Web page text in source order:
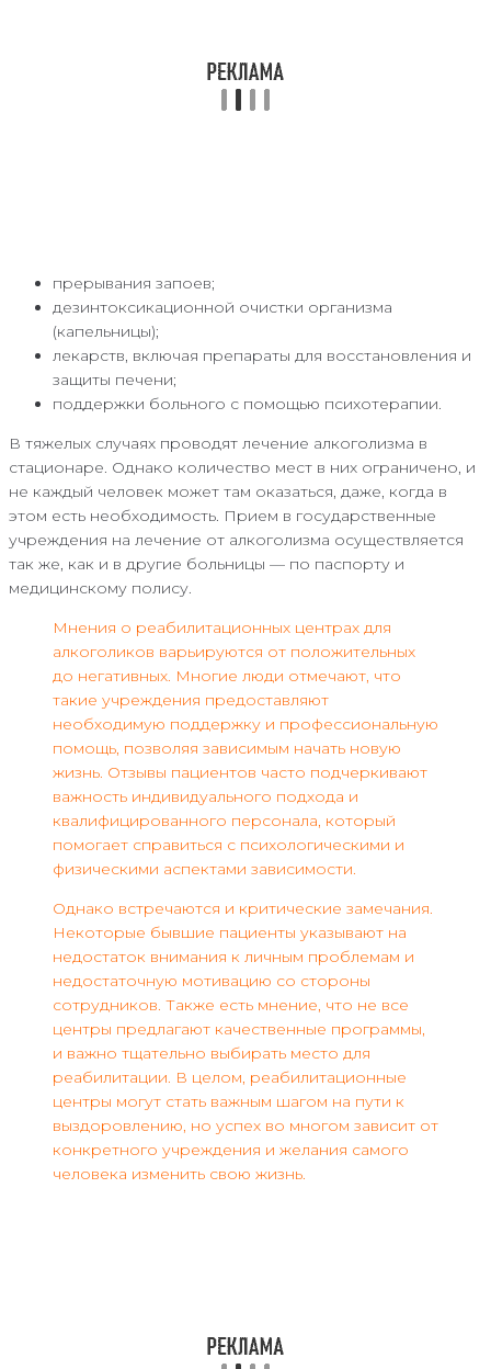
прерывания запоев;
дезинтоксикационной очистки организма
(капельницы);
лекарств, включая препараты для восстановления и
защиты печени;
поддержки больного с помощью психотерапии.
В тяжелых случаях проводят лечение алкоголизма в
стационаре. Однако количество мест в них ограничено, и
не каждый человек может там оказаться, даже, когда в
этом есть необходимость. Прием в государственные
учреждения на лечение от алкоголизма осуществляется
так же, как и в другие больницы — по паспорту и
медицинскому полису.
Мнения о реабилитационных центрах для
алкоголиков варьируются от положительных
до негативных. Многие люди отмечают, что
такие учреждения предоставляют
необходимую поддержку и профессиональную
помощь, позволяя зависимым начать новую
жизнь. Отзывы пациентов часто подчеркивают
важность индивидуального подхода и
квалифицированного персонала, который
помогает справиться с психологическими и
физическими аспектами зависимости.
Однако встречаются и критические замечания.
Некоторые бывшие пациенты указывают на
недостаток внимания к личным проблемам и
недостаточную мотивацию со стороны
сотрудников. Также есть мнение, что не все
центры предлагают качественные программы,
и важно тщательно выбирать место для
реабилитации. В целом, реабилитационные
центры могут стать важным шагом на пути к
выздоровлению, но успех во многом зависит от
конкретного учреждения и желания самого
человека изменить свою жизнь.